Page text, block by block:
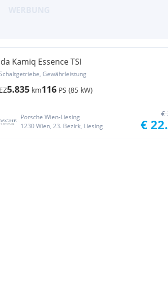
Kamiq Essence TSI
Gewährleistung
EZ5.835 km116 PS (85 kW)
Porsche Wien-Liesing
1230 Wien, 23. Bezirk, Liesing
€
€